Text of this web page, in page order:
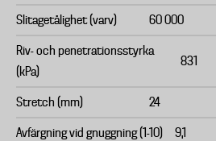
Slitagetålighet (varv) 60 000
Riv- och penetrationsstyrka
(kPa)
831
Stretch (mm) 24
Avfärgning vid gnuggning (1-10) 9,1